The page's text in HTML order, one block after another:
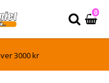
0
3000 kr